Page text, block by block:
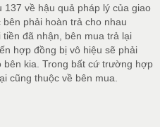
về hậu quả pháp lý của giao
phải hoàn trả cho nhau
đã nhận, bên mua trả lại
hợp đồng bị vô hiệu sẽ phải
kia. Trong bất cứ trường hợp
cũng thuộc về bên mua.